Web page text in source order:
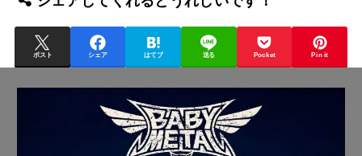
ポスト シェア はてブ 送る Pocket Pin it